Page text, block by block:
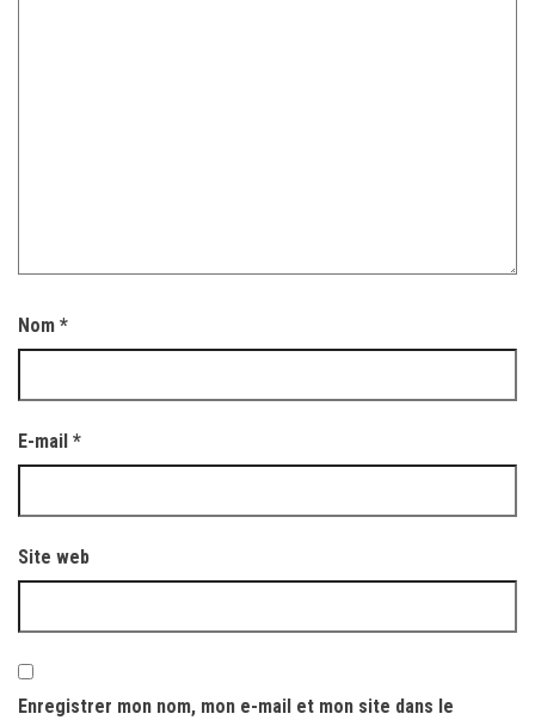
Nom *
E-mail *
Site web
Enregistrer mon nom, mon e-mail et mon site dans le